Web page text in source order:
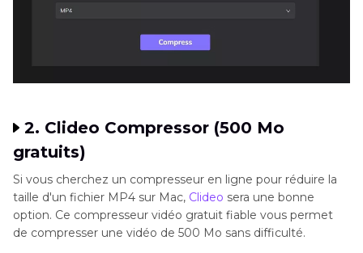
2. Clideo Compressor (500 Mo
gratuits)
Si vous cherchez un compresseur en ligne pour réduire la
taille d'un fichier MP4 sur Mac, Clideo sera une bonne
option. Ce compresseur vidéo gratuit fiable vous permet
de compresser une vidéo de 500 Mo sans difficulté.